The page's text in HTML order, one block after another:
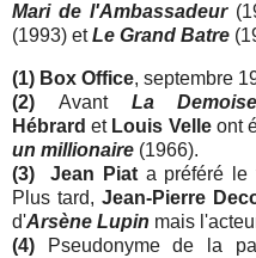
Mari de l'Ambassadeur
(1993) etLe Grand Batre
(1) Box Office, septembre
(2) Avant La
Hébrard et Louis Velleont
un millionaire (1966).
(3)
Jean Piat a préféré le
Plus tard,Jean-Pierre
d'Arsène Lupin mais
(4) Pseudonyme de la